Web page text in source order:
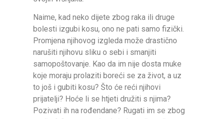
Naime, kad neko dijete zbog raka ili druge
bolesti izgubi kosu, ono ne pati samo fizički.
Promjena njihovog izgleda može drastično
narušiti njihovu sliku o sebi i smanjiti
samopoštovanje. Kao da im nije dosta muke
koje moraju prolaziti boreći se za život, a uz
to još i gubiti kosu? Što će reći njihovi
prijatelji? Hoće li se htjeti družiti s njima?
Pozivati ih na rođendane? Rugati im se zbog